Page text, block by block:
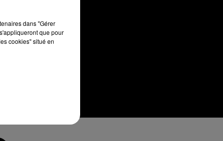
dans "Gérer
que pour
cookies" situé en